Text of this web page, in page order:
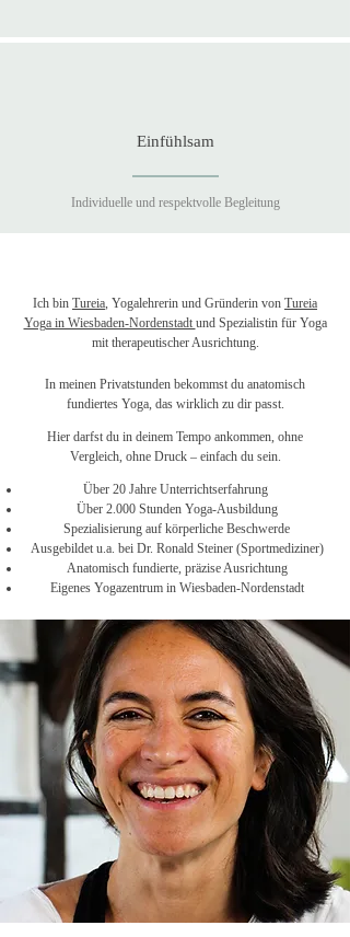
Einfühlsam
Individuelle und respektvolle Begleitung
Ich bin Tureia, Yogalehrerin und Gründerin von Tureia
Yoga in Wiesbaden-Nordenstadt und Spezialistin für Yoga
mit therapeutischer Ausrichtung.
In meinen Privatstunden bekommst du anatomisch
fundiertes Yoga, das wirklich zu dir passt.
Hier darfst du in deinem Tempo ankommen, ohne
Vergleich, ohne Druck – einfach du sein.
Über 20 Jahre Unterrichtserfahrung
Über 2.000 Stunden Yoga-Ausbildung
Spezialisierung auf körperliche Beschwerde
Ausgebildet u.a. bei Dr. Ronald Steiner (Sportmediziner)
Anatomisch fundierte, präzise Ausrichtung
Eigenes Yogazentrum in Wiesbaden-Nordenstadt